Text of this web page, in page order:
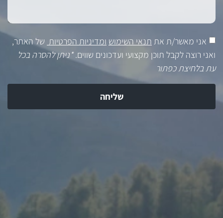
אני מאשר/ת את תנאי השימוש ומדיניות הפרטיות של האתר,
ואני רוצה לקבל תוכן מקצועי ועדכונים שווים.*ניתן להסרה בכל
עת בלחיצת כפתור
שליחה